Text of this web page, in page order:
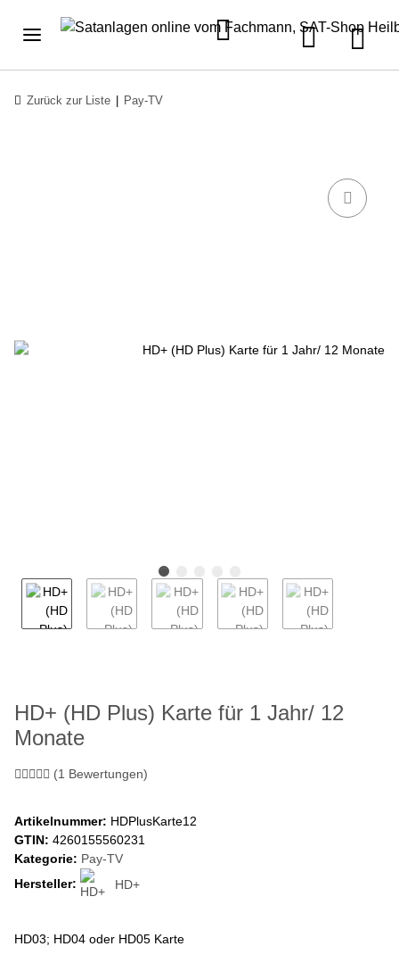
Zurück zur Liste Pay-TV
HD+ (HD Plus) Karte für 1 Jahr/ 12
Monate
(1 Bewertungen)
Artikelnummer: HDPlusKarte12
GTIN: 4260155560231
Kategorie: Pay-TV
Hersteller:
HD+
HD03; HD04 oder HD05 Karte